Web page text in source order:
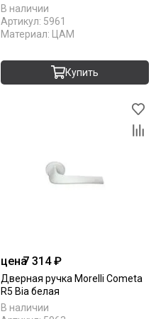
В наличии
Артикул: 5961
Материал: ЦАМ
Купить
цена7 314 ₽
Дверная ручка Morelli Cometa
R5 Bia белая
В наличии